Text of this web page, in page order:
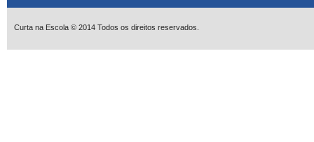
Curta na Escola © 2014 Todos os direitos reservados.